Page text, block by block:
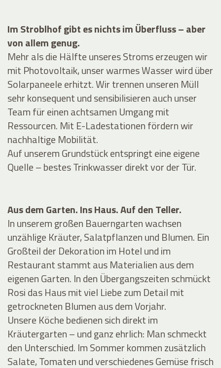
Im Stroblhof gibt es nichts im Überfluss – aber
von allem genug.
Mehr als die Hälfte unseres Stroms erzeugen wir
mit Photovoltaik, unser warmes Wasser wird über
Solarpaneele erhitzt. Wir trennen unseren Müll
sehr konsequent und sensibilisieren auch unser
Team für einen achtsamen Umgang mit
Ressourcen. Mit E-Ladestationen fördern wir
nachhaltige Mobilität.
Auf unserem Grundstück entspringt eine eigene
Quelle – bestes Trinkwasser direkt vor der Tür.
Aus dem Garten. Ins Haus. Auf den Teller.
In unserem großen Bauerngarten wachsen
unzählige Kräuter, Salatpflanzen und Blumen. Ein
Großteil der Dekoration im Hotel und im
Restaurant stammt aus Materialien aus dem
eigenen Garten. In den Übergangszeiten schmückt
Rosi das Haus mit viel Liebe zum Detail mit
getrockneten Blumen aus dem Vorjahr.
Unsere Köche bedienen sich direkt im
Kräutergarten – und ganz ehrlich: Man schmeckt
den Unterschied. Im Sommer kommen zusätzlich
Salate, Tomaten und verschiedenes Gemüse frisch